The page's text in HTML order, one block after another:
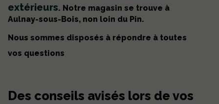
extérieurs. Notre magasin se trouve à
Aulnay-sous-Bois, non loin du Pin.
Nous sommes disposés à répondre à toutes
vos questions
Des conseils avisés lors de vos